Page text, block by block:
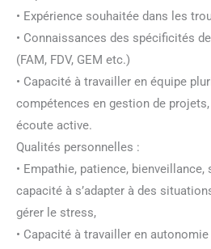
• Expérience souhaitée dans les
• Connaissances des spécificités
(FAM, FDV, GEM etc.)
• Capacité à travailler en équipe
compétences en gestion de
écoute active.
Qualités personnelles :
• Empathie, patience, bienveillance,
capacité à s’adapter à des
gérer le stress,
• Capacité à travailler en